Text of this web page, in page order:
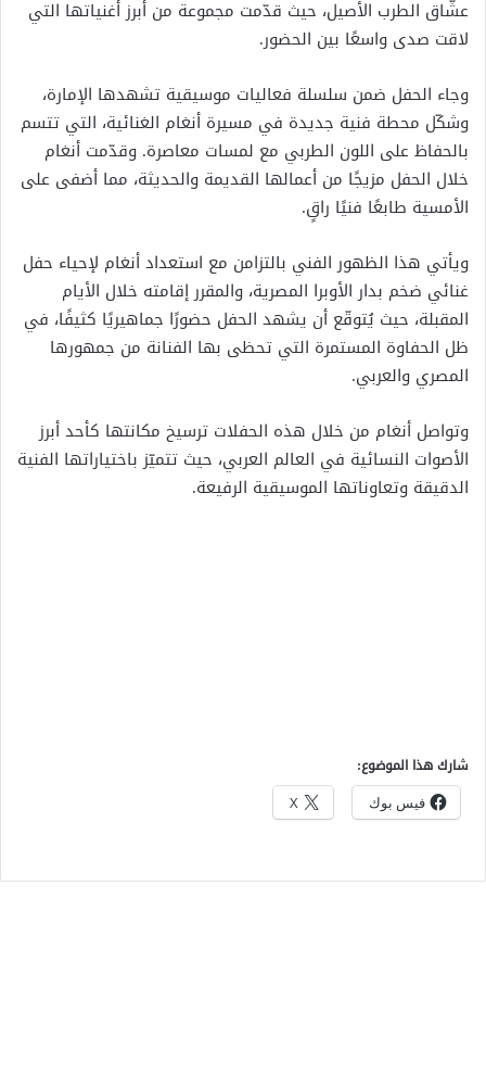
عشّاق الطرب الأصيل، حيث قدّمت مجموعة من أبرز أغنياتها التي
لاقت صدى واسعًا بين الحضور.
وجاء الحفل ضمن سلسلة فعاليات موسيقية تشهدها الإمارة،
وشكّل محطة فنية جديدة في مسيرة أنغام الغنائية، التي تتسم
بالحفاظ على اللون الطربي مع لمسات معاصرة. وقدّمت أنغام
خلال الحفل مزيجًا من أعمالها القديمة والحديثة، مما أضفى على
الأمسية طابعًا فنيًا راقٍ.
ويأتي هذا الظهور الفني بالتزامن مع استعداد أنغام لإحياء حفل
غنائي ضخم بدار الأوبرا المصرية، والمقرر إقامته خلال الأيام
المقبلة، حيث يُتوقّع أن يشهد الحفل حضورًا جماهيريًا كثيفًا، في
ظل الحفاوة المستمرة التي تحظى بها الفنانة من جمهورها
المصري والعربي.
وتواصل أنغام من خلال هذه الحفلات ترسيخ مكانتها كأحد أبرز
الأصوات النسائية في العالم العربي، حيث تتميّز باختياراتها الفنية
الدقيقة وتعاوناتها الموسيقية الرفيعة.
شارك هذا الموضوع:
فيس بوك X